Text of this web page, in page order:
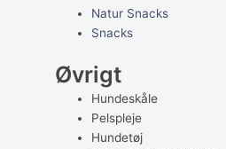
Natur Snacks
Snacks
Øvrigt
Hundeskåle
Pelspleje
Hundetøj